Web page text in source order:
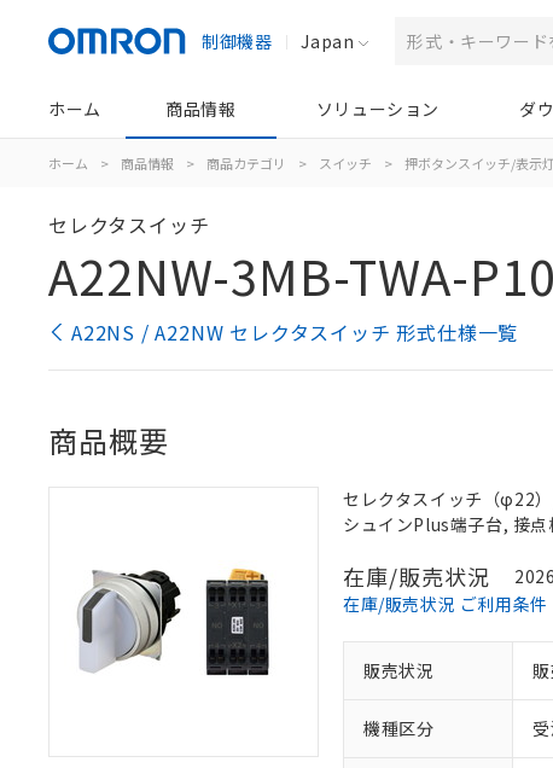
制御機器 Japan
ホーム 商品情報 ソリューション ダ
ホーム > 商品情報 > 商品カテゴリ > スイッチ > 押ボタンスイッチ/表示灯
セレクタスイッチ
A22NW-3MB-TWA-
A22NS / A22NW セレクタスイッチ 形式仕様一覧
商品概要
セレクタスイッチ（φ22
シュインPlus端子台, 接
在庫/販売状況
在庫/販売状況 ご利用条件
販売状況
機種区分